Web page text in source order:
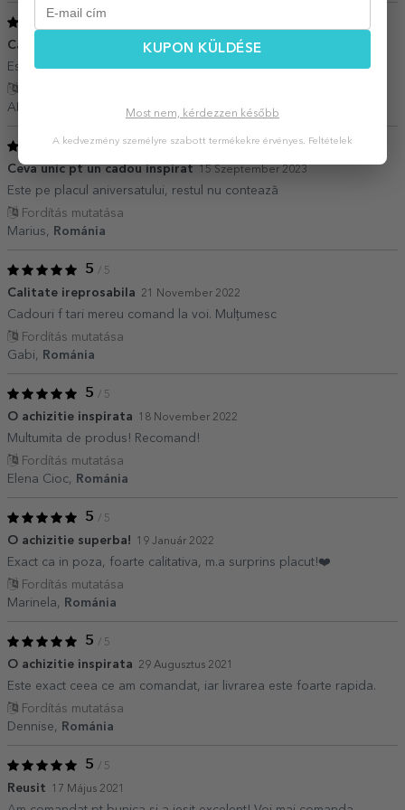
5
Cadoul perfect. 18 Április 2024
Este cadoul perfect pentru oricine.
ALINA,
5
Ceva unic pt un cadou inspirat 15 Szeptember 2023
Este pe placul aniversatului, restul nu contează
Fordítás mutatása
Marius,
Románia
5 / 5
Calitate ireprosabila 21 November 2022
Cadouri f tari mereu comand la voi. Mulțumesc
Fordítás mutatása
Gabi,
Románia
5 / 5
O achizitie inspirata 18 November 2022
Multumita de produs! Recomand!
Fordítás mutatása
Elena Cioc,
Románia
5 / 5
O achizitie superba! 19 Január 2022
Exact ca in poza, foarte calitativa, m.a surprins placut!❤️
Fordítás mutatása
Marinela,
Románia
5 / 5
O achizitie inspirata 29 Augusztus 2021
Este exact ceea ce am comandat, iar livrarea este foarte rapida.
Fordítás mutatása
Dennise,
Románia
5 / 5
Reusit 17 Május 2021
KUPON KÜLDÉSE
Most nem, kérdezzen később
A kedvezmény személyre szabott termékekre érvényes. Feltételek